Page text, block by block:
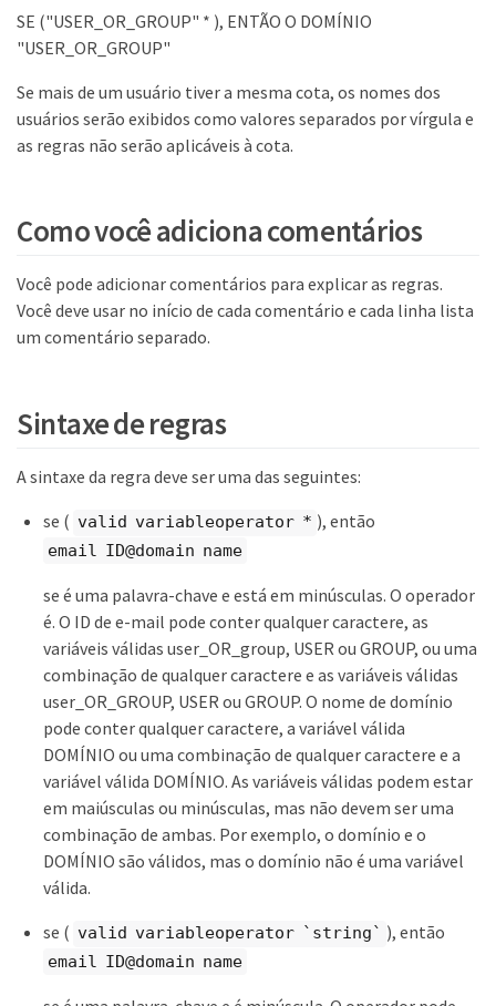
SE ("USER_OR_GROUP" * ), ENTÃO O DOMÍNIO
"USER_OR_GROUP"
Se mais de um usuário tiver a mesma cota, os nomes dos
usuários serão exibidos como valores separados por vírgula e
as regras não serão aplicáveis à cota.
Como você adiciona comentários
Você pode adicionar comentários para explicar as regras.
Você deve usar no início de cada comentário e cada linha lista
um comentário separado.
Sintaxe de regras
A sintaxe da regra deve ser uma das seguintes:
se ( valid variableoperator * ), então
email ID@domain name
se é uma palavra-chave e está em minúsculas. O operador
é. O ID de e-mail pode conter qualquer caractere, as
variáveis válidas user_OR_group, USER ou GROUP, ou uma
combinação de qualquer caractere e as variáveis válidas
user_OR_GROUP, USER ou GROUP. O nome de domínio
pode conter qualquer caractere, a variável válida
DOMÍNIO ou uma combinação de qualquer caractere e a
variável válida DOMÍNIO. As variáveis válidas podem estar
em maiúsculas ou minúsculas, mas não devem ser uma
combinação de ambas. Por exemplo, o domínio e o
DOMÍNIO são válidos, mas o domínio não é uma variável
válida.
se ( valid variableoperator `string` ), então
email ID@domain name